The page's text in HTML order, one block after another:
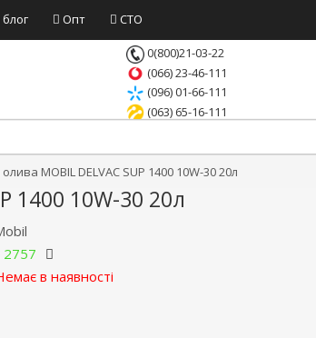
Опт СТО
0(800)21-03-22
(066) 23-46-111
(096) 01-66-111
(063) 65-16-111
MOBIL DELVAC SUP 1400 10W-30 20л
1400 10W-30 20л
2757
в наявності